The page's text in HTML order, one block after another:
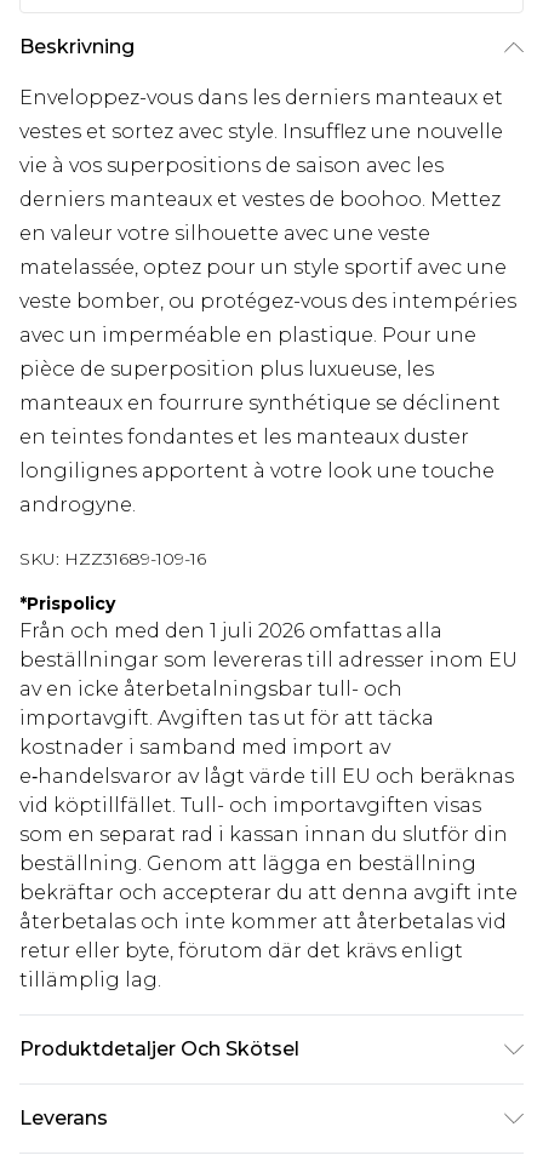
Beskrivning
Enveloppez-vous dans les derniers manteaux et
vestes et sortez avec style. Insufflez une nouvelle
vie à vos superpositions de saison avec les
derniers manteaux et vestes de boohoo. Mettez
en valeur votre silhouette avec une veste
matelassée, optez pour un style sportif avec une
veste bomber, ou protégez-vous des intempéries
avec un imperméable en plastique. Pour une
pièce de superposition plus luxueuse, les
manteaux en fourrure synthétique se déclinent
en teintes fondantes et les manteaux duster
longilignes apportent à votre look une touche
androgyne.
SKU: HZZ31689-109-16
*Prispolicy
Från och med den 1 juli 2026 omfattas alla
beställningar som levereras till adresser inom EU
av en icke återbetalningsbar tull- och
importavgift. Avgiften tas ut för att täcka
kostnader i samband med import av
e‑handelsvaror av lågt värde till EU och beräknas
vid köptillfället. Tull- och importavgiften visas
som en separat rad i kassan innan du slutför din
beställning. Genom att lägga en beställning
bekräftar och accepterar du att denna avgift inte
återbetalas och inte kommer att återbetalas vid
retur eller byte, förutom där det krävs enligt
tillämplig lag.
Produktdetaljer Och Skötsel
Leverans